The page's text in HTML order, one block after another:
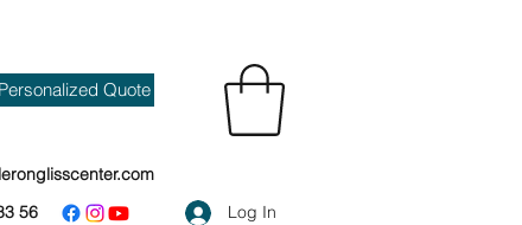
Quote
56
Log In